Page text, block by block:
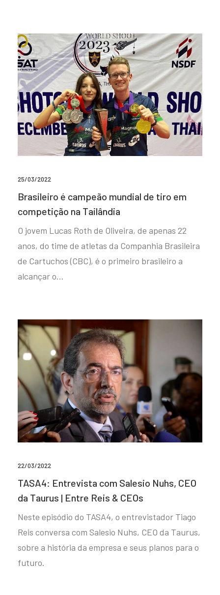
25/03/2022
Brasileiro é campeão mundial de tiro em
competição na Tailândia
O jovem Lucas Roth de Oliveira, de apenas 22
anos, do time de atletas da Companhia Brasileira
de Cartuchos (CBC), é o primeiro brasileiro a
alcançar o…
22/03/2022
TASA4: Entrevista com Salesio Nuhs, CEO
da Taurus | Entre Reis & CEOs
Neste episódio do TASA4, o entrevistador Tiago
Reis conversa com Salesio Nuhs, CEO da Taurus,
sobre a história da empresa e seus planos para o
futuro.